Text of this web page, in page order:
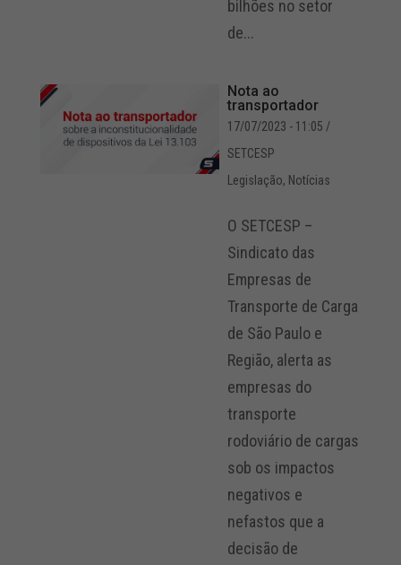
bilhões no setor
de...
Nota ao
transportador
17/07/2023 - 11:05 /
SETCESP
Legislação, Notícias
O SETCESP –
Sindicato das
Empresas de
Transporte de Carga
de São Paulo e
Região, alerta as
empresas do
transporte
rodoviário de cargas
sob os impactos
negativos e
nefastos que a
decisão de